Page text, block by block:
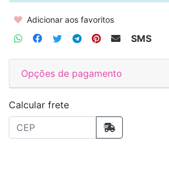
Adicionar aos favoritos
SMS
Opções de pagamento
Calcular frete